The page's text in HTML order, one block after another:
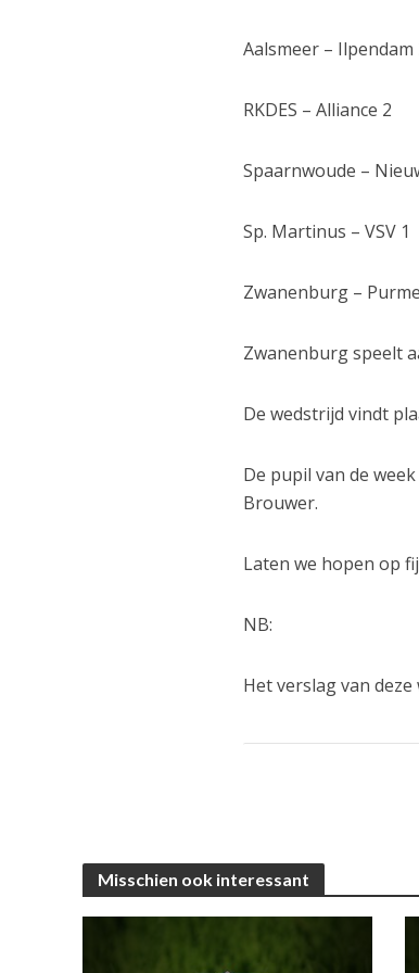
Aalsmeer – Ilpendam
RKDES – Alliance 2
Spaarnwoude –
Sp. Martinus – VSV 1
Zwanenburg –
Zwanenburg speelt
De wedstrijd vindt
De pupil van de
Brouwer.
Laten we hopen op
NB:
Het verslag van
Misschien ook interessant